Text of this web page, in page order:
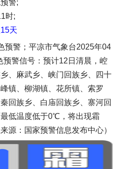
警;
时;
天
预警；平凉市气象台2025年04
预警信号：预计12日清晨，崆
、麻武乡、峡门回族乡、四十
镇、柳湖镇、花所镇、索罗
回族乡、白庙回族乡、寨河回
低温度低于0℃，将出现霜
源：国家预警信息发布中心）